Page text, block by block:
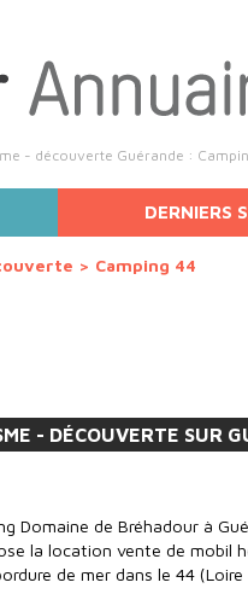
- découverte Guérande :
- DÉCOUVERTE SUR
DERNIERS
> Camping 44
Domaine de Bréhadour à
la location vente de mobil
de mer dans le 44